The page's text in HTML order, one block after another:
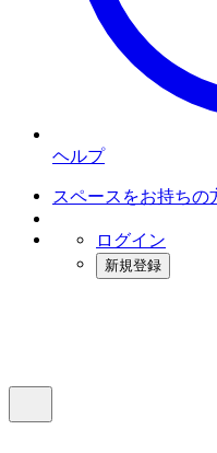
ヘルプ
スペースをお持ちの
ログイン
新規登録